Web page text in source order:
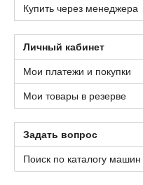
Купить через менеджера
Личный кабинет
Мои платежи и покупки
Мои товары в резерве
Задать вопрос
Поиск по каталогу машин